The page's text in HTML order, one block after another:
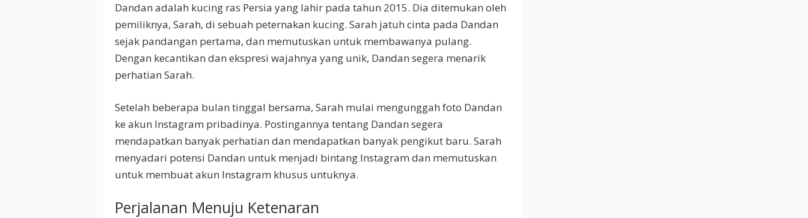
Dandan adalah kucing ras Persia yang lahir pada tahun 2015. Dia ditemukan oleh
pemiliknya, Sarah, di sebuah peternakan kucing. Sarah jatuh cinta pada Dandan
sejak pandangan pertama, dan memutuskan untuk membawanya pulang.
Dengan kecantikan dan ekspresi wajahnya yang unik, Dandan segera menarik
perhatian Sarah.
Setelah beberapa bulan tinggal bersama, Sarah mulai mengunggah foto Dandan
ke akun Instagram pribadinya. Postingannya tentang Dandan segera
mendapatkan banyak perhatian dan mendapatkan banyak pengikut baru. Sarah
menyadari potensi Dandan untuk menjadi bintang Instagram dan memutuskan
untuk membuat akun Instagram khusus untuknya.
Perjalanan Menuju Ketenaran